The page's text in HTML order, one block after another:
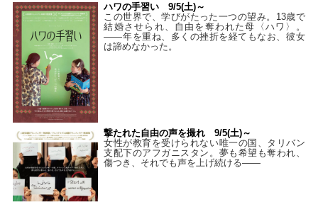
ハワの手習い 9/5(土)～
この世界で、学びがたった一つの望み。13歳で
結婚させられ、自由を奪われた母〈ハワ〉。
——年を重ね、多くの挫折を経てもなお、彼女
は諦めなかった。
撃たれた自由の声を撮れ 9/5(土)～
女性が教育を受けられない唯一の国、タリバン
支配下のアフガニスタン。夢も希望も奪われ、
傷つき、それでも声を上げ続ける——